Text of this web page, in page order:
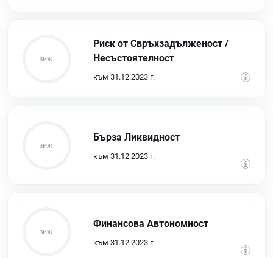
Риск от Свръхзадълженост /
Несъстоятелност
към 31.12.2023 г.
Бърза Ликвидност
към 31.12.2023 г.
Финансова Автономност
към 31.12.2023 г.